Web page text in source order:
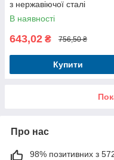
з нержавіючої сталі
В наявності
643,02 ₴ 756,50 ₴
Купити
Про нас
98% позитивних з 572